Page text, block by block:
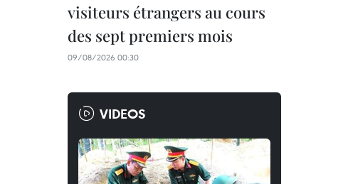
visiteurs étrangers au cours
des sept premiers mois
09/08/2026 00:30
VIDEOS